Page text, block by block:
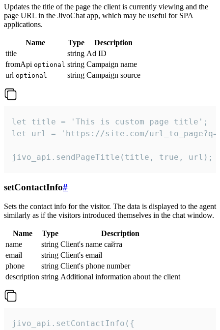
Updates the title of the page the client is currently viewing and the
page URL in the JivoChat app, which may be useful for SPA
applications.
Name Type
Description
title
string Ad ID
fromApi optional string Campaign name
url optional string Campaign source
let title = 'This is custom page title';
let url = 'https://site.com/
jivo_api.sendPageTitle(title, true, url);
setContactInfo#
Sets the contact info for the visitor. The data is displayed to the agent
similarly as if the visitors introduced themselves in the chat window.
Name Type
Description
name
string Client's name сайта
email
string Client's email
phone
string Client's phone number
description string Additional information about the client
jivo_api.setContactInfo({